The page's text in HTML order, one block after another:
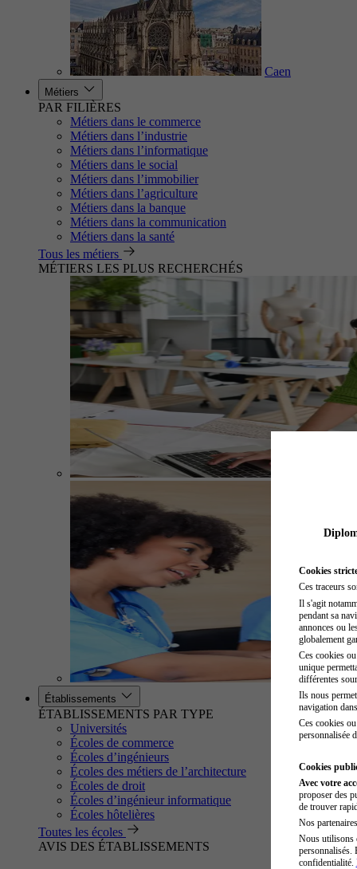
Caen
Métiers
PAR FILIÈRES
Métiers dans le commerce
Métiers dans l’industrie
Métiers dans l’informatique
Métiers dans le social
Métiers dans l’immobilier
Métiers dans l’agriculture
Métiers dans la banque
Métiers dans la communication
Métiers dans la santé
Tous les métiers
MÉTIERS LES PLUS RECHERCHÉS
Établissements
ÉTABLISSEMENTS PAR TYPE
Universités
Écoles de commerce
Écoles d’ingénieurs
Écoles des métiers de l’architecture
Écoles de droit
Écoles d’ingénieur informatique
Écoles hôtelières
Toutes les écoles
AVIS DES ÉTABLISSEMENTS
Cookies
Ces traceurs
Il s'agit
pendant sa
annonces ou
globalement
Ces cookies
unique
différentes
Ils nous
navigation
Ces cookies
personnalisée
Cookies
Avec votre
proposer des
de trouver
Nos
Nous utilisons
personnalisés.
confidentialité.